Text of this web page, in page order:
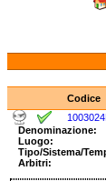
Codice
Denominazione:
Luogo:
Tipo/Sistema/
Arbitri: